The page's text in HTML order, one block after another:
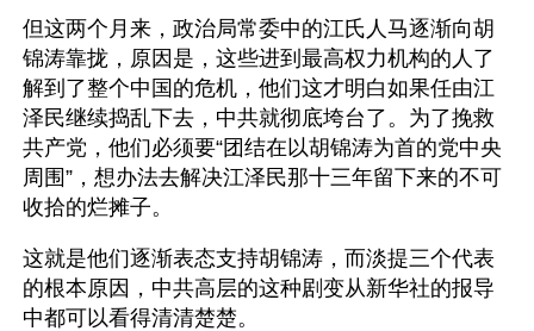
但这两个月来，政治局常委中的江氏人马逐渐向胡
锦涛靠拢，原因是，这些进到最高权力机构的人了
解到了整个中国的危机，他们这才明白如果任由江
泽民继续捣乱下去，中共就彻底垮台了。为了挽救
共产党，他们必须要“团结在以胡锦涛为首的党中央
周围”，想办法去解决江泽民那十三年留下来的不可
收拾的烂摊子。
这就是他们逐渐表态支持胡锦涛，而淡提三个代表
的根本原因，中共高层的这种剧变从新华社的报导
中都可以看得清清楚楚。